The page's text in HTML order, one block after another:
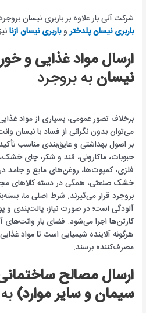
شرکت آنی بار علاوه بر باربری نیسان
باربری نیسان پلدختروباربری نیسان ازنا
ارسال مواد غذایی و
نیسانبه بروجرد
برخلاف تصور عمومی، بسیاری از مواد
می‌توان بدون نگرانی از فساد با نیسان
بر اصول بهداشتی و عایق‌بندی مناسب تأکید
حبوبات، ماکارونی، قند و شکر، چای
فلزی، کمپوت‌ها، روغن‌های مایع و جامد
خشک صنعتی، همگی در دسته کالاهای
بروجرد قرار می‌گیرند. شرط اصلی ما،
آلودگی است؛ در صورت نیاز، پالت‌بندی
کارتن‌ها اجرا می‌شود. فضای بار وانت‌های
هرگونه آلاینده شیمیایی است تا مواد
مصرف‌کننده برسند.
ارسال مصالح
سیمان و سایر موارد)